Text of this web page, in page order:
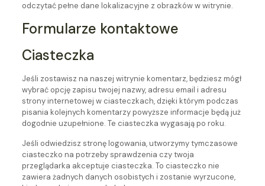
odczytać pełne dane lokalizacyjne z obrazków w witrynie.
Formularze kontaktowe
Ciasteczka
Jeśli zostawisz na naszej witrynie komentarz, będziesz mógł
wybrać opcję zapisu twojej nazwy, adresu email i adresu
strony internetowej w ciasteczkach, dzięki którym podczas
pisania kolejnych komentarzy powyższe informacje będą już
dogodnie uzupełnione. Te ciasteczka wygasają po roku.
Jeśli odwiedzisz stronę logowania, utworzymy tymczasowe
ciasteczko na potrzeby sprawdzenia czy twoja
przeglądarka akceptuje ciasteczka. To ciasteczko nie
zawiera żadnych danych osobistych i zostanie wyrzucone,